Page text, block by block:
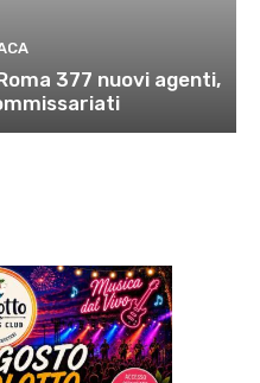
377 nuovi agenti,